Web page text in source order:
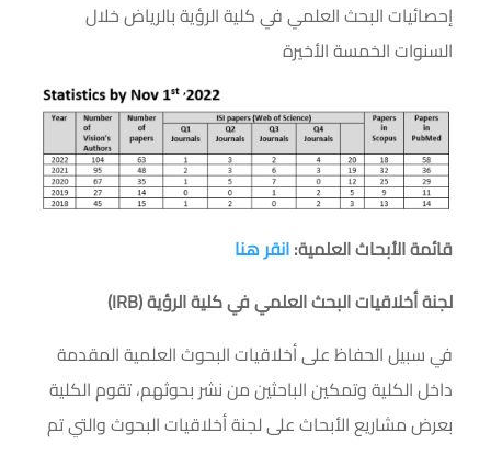
إحصائيات البحث العلمي في كلية الرؤية بالرياض خلال
السنوات الخمسة الأخيرة
قائمة الأبحاث العلمية:انقرهنا
لجنة أخلاقيات البحثالعلمي في كلية الرؤية (IRB
)
في سبيل الحفاظ على أخلاقيات البحوث العلمية المقدمة
داخل الكلية وتمكين الباحثين من نشر بحوثهم، تقوم الكلية
بعرض مشاريع الأبحاث على لجنة أخلاقيات البحوث والتي تم